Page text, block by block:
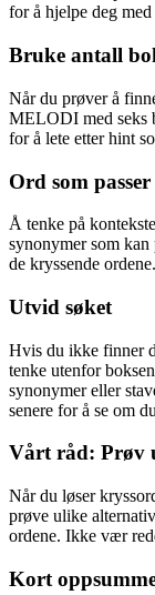
for å hjelpe deg
Bruke antall
Når du prøver å
MELODI med seks
for å lete etter hint
Ord som
Å tenke på
synonymer som kan
de kryssende
Utvid søket
Hvis du ikke finner
tenke utenfor
synonymer eller
senere for å se om
Vårt råd: Prøv
Når du løser
prøve ulike
ordene. Ikke vær
Kort